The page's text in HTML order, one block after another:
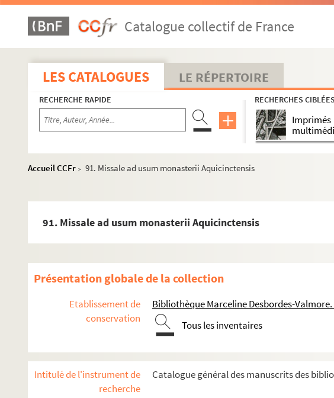
Catalogue collectif de France
LES CATALOGUES LE RÉPERTOIRE
RECHERCHE RAPIDE RECHERCHES CIBLÉES
Imprimés
Accueil CCFr > 91. Missale ad usum monasterii Aquicinctensis
91. Missale ad usum monasterii Aquicinctensis
Présentation globale de la collection
Etablissement de
conservation
Bibliothèque Marceline Desbordes-
Tous les inventaires
Intitulé de l'instrument de
recherche
Catalogue général des manuscrits des
63. [Titre absent ou non renseigné]
64. [Titre absent ou non renseigné]
65. « Summa magistri Willelmi Altisiodorensis de officiis ecclesiasticis »
66. Tractatus de Exorcizationibus
67. « Pontificale » ad usum Ecclesiarum Anglicanarum
68. Rituale monasticum ad usum monasterii Marchianensis
69. [Titre absent ou non renseigné]
74. Rituale ad usum fratrum minorum Capucinorum
77. Proprium ad usum monasterii Marchianensis
79. Proprium festorum monasterii Marchianensis
80. « Proprium festorum monasterii Aquiscinctini ad formam novi officii
82. Missale Marchianense
83. Missale ad usum monasterii Marchianensis